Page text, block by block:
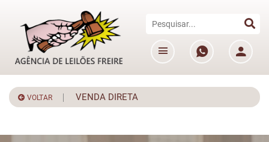
VOLTAR VENDA DIRETA